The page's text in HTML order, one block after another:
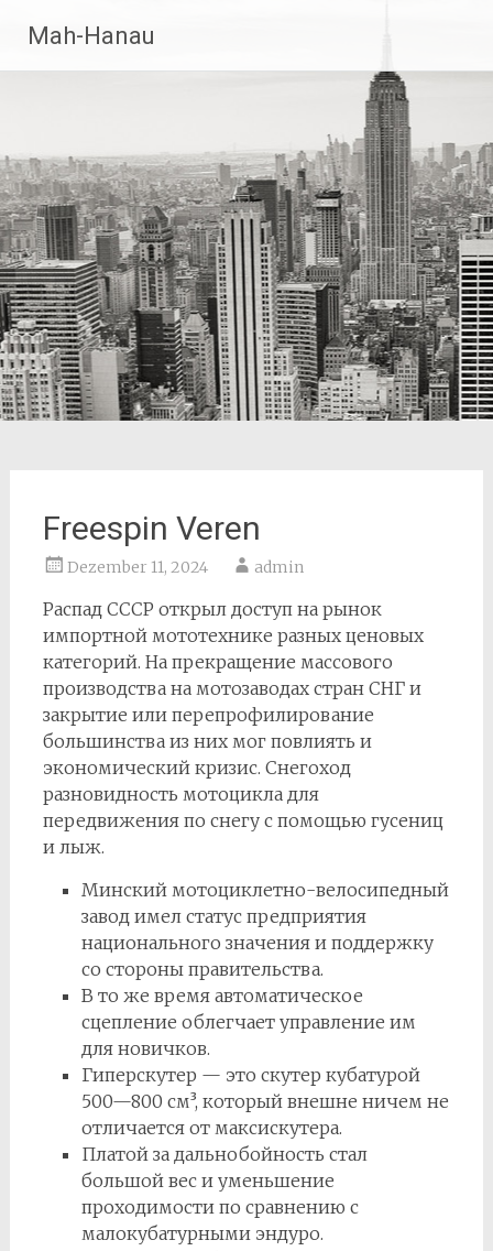
Inhalt
springen
Mah-Hanau
Freespin Veren
Dezember 11, 2024 admin
Распад СССР открыл доступ на рынок
импортной мототехнике разных ценовых
категорий. На прекращение массового
производства на мотозаводах стран СНГ и
закрытие или перепрофилирование
большинства из них мог повлиять и
экономический кризис. Снегоход
разновидность мотоцикла для
передвижения по снегу с помощью гусениц
и лыж.
Минский мотоциклетно-велосипедный
завод имел статус предприятия
национального значения и поддержку
со стороны правительства.
В то же время автоматическое
сцепление облегчает управление им
для новичков.
Гиперскутер — это скутер кубатурой
500—800 см³, который внешне ничем не
отличается от максискутера.
Платой за дальнобойность стал
большой вес и уменьшение
проходимости по сравнению с
малокубатурными эндуро.